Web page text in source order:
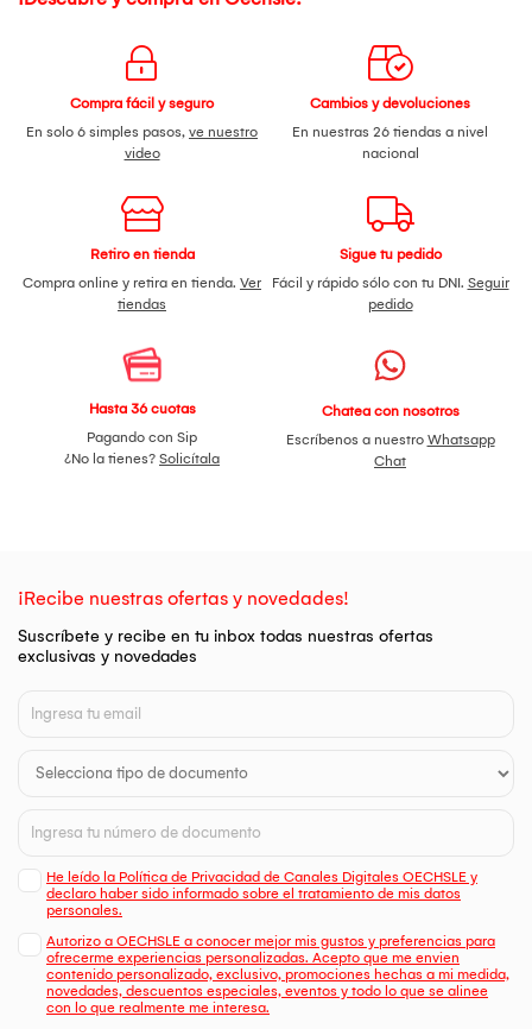
Compra fácil y seguro
En solo 6 simples pasos, ve nuestro
video
Cambios y devoluciones
En nuestras 26 tiendas a nivel
nacional
Retiro en tienda
Compra online y retira en tienda. Ver
tiendas
Sigue tu pedido
Fácil y rápido sólo con tu DNI. Seguir
pedido
Hasta 36 cuotas
Pagando con Sip
¿No la tienes? Solicítala
Chatea con nosotros
Escríbenos a nuestro Whatsapp
Chat
¡Recibe nuestras ofertas y novedades!
Suscríbete y recibe en tu inbox todas nuestras ofertas
exclusivas y novedades
He leído la Política de Privacidad de Canales Digitales OECHSLE y
declaro haber sido informado sobre el tratamiento de mis datos
personales.
Autorizo a OECHSLE a conocer mejor mis gustos y preferencias para
ofrecerme experiencias personalizadas. Acepto que me envien
contenido personalizado, exclusivo, promociones hechas a mi medida,
novedades, descuentos especiales, eventos y todo lo que se alinee
con lo que realmente me interesa.